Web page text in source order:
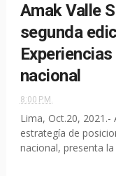
Amak Valle
segunda
nacional
8:00 P.M.
Lima, Oct.20,
estrategía de
nacional, presenta la